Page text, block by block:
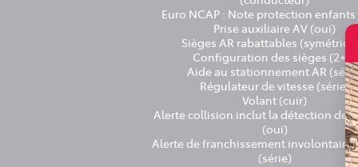
Euro NCAP : Note protection enfants
Prise auxiliaire AV (oui)
Sièges AR rabattables
Configuration des sièges (2+2)
Aide au stationnement AR
Régulateur de vitesse (série)
Volant (cuir)
Alerte collision inclut la détection des
(oui)
Alerte de franchissement involontaire
(série)